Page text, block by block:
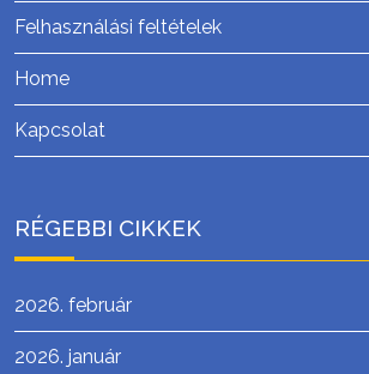
Felhasználási feltételek
Home
Kapcsolat
RÉGEBBI CIKKEK
2026. február
2026. január